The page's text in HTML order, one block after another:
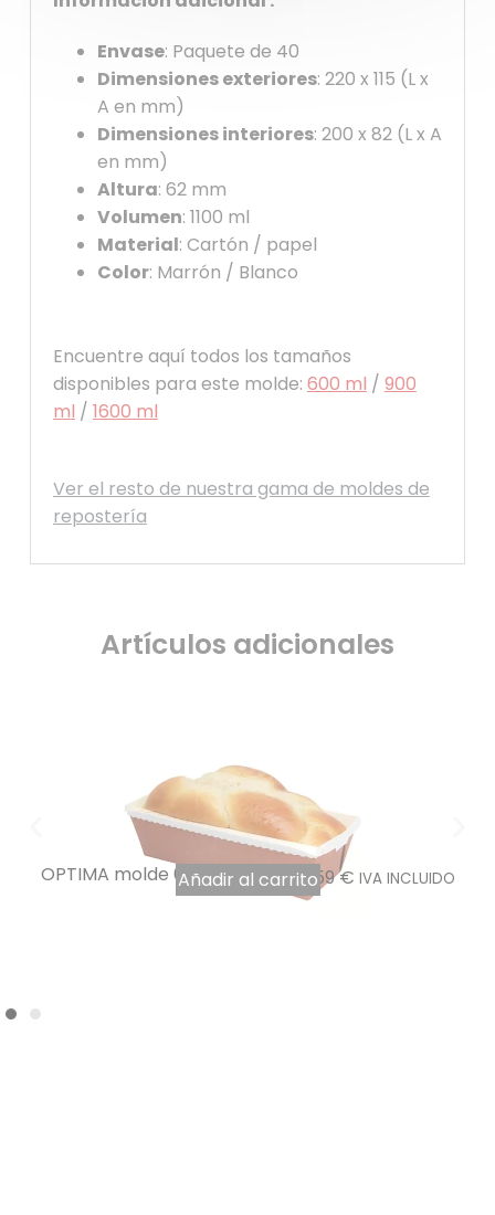
Envase: Paquete de 40
Dimensiones exteriores: 220 x 115 (L x
A en mm)
Dimensiones interiores: 200 x 82 (L x A
en mm)
Altura: 62 mm
Volumen: 1100 ml
Material: Cartón / papel
Color: Marrón / Blanco
Encuentre aquí todos los tamaños
disponibles para este molde: 600 ml / 900
ml / 1600 ml
Ver el resto de nuestra gama de moldes de
repostería
Artículos adicionales
OPTIMA molde 600 ml por 3017,59€ IVA INCLUIDO
Añadir al carrito